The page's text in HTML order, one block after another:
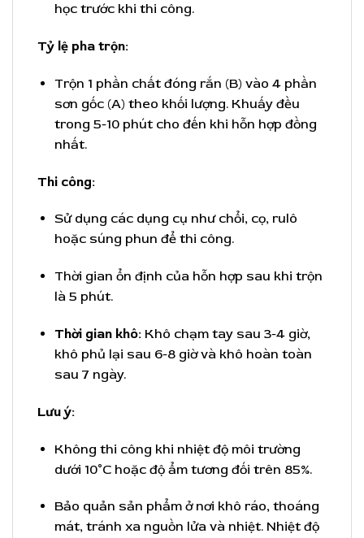
học trước khi thi công.
Tỷ lệ pha trộn:
Trộn 1 phần chất đóng rắn (B) vào 4 phần
sơn gốc (A) theo khối lượng. Khuấy đều
trong 5-10 phút cho đến khi hỗn hợp đồng
nhất.
Thi công:
Sử dụng các dụng cụ như chổi, cọ, rulô
hoặc súng phun để thi công.
Thời gian ổn định của hỗn hợp sau khi trộn
là 5 phút.
Thời gian khô: Khô chạm tay sau 3-4 giờ,
khô phủ lại sau 6-8 giờ và khô hoàn toàn
sau 7 ngày.
Lưu ý:
Không thi công khi nhiệt độ môi trường
dưới 10°C hoặc độ ẩm tương đối trên 85%.
Bảo quản sản phẩm ở nơi khô ráo, thoáng
mát, tránh xa nguồn lửa và nhiệt. Nhiệt độ